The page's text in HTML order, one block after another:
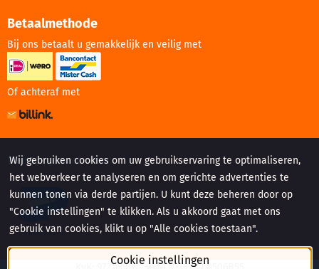
Betaalmethode
Bij ons betaalt u gemakkelijk en veilig met
Of achteraf met
Website gemaakt door:
Wij gebruiken cookies om uw gebruikservaring te optimaliseren,
het webverkeer te analyseren en om gerichte advertenties te
kunnen tonen via derde partijen. U kunt deze beheren door op
"Cookie instellingen" te klikken. Als u akkoord gaat met ons
gebruik van cookies, klikt u op "Alle cookies toestaan".
Cookie instellingen